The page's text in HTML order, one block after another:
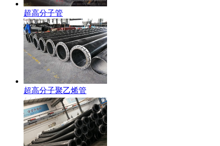
超高分子管
超高分子聚乙烯管